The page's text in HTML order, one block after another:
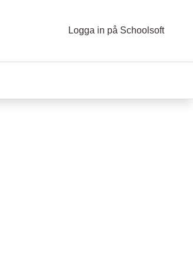
Logga in på Schoolsoft